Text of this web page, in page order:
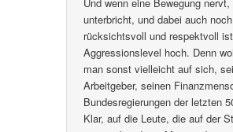
unterbricht, und dabei auch
rücksichtsvoll und respektvoll
Aggressionslevel hoch. Denn
man sonst vielleicht auf sich,
Arbeitgeber, seinen
Bundesregierungen der letzten
Klar, auf die Leute, die auf der